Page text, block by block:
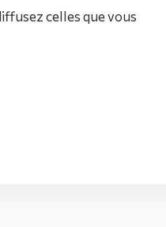
celles que vous